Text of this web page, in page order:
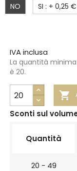
NO SI : + 0,25 €

IVA inclusa
La quantità
è 20.
Sconti sul
Quantità
20 - 49